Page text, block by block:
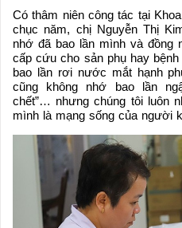
Có thâm niên công tác tại
chục năm, chị Nguyễn Thị
nhớ đã bao lần mình và đồng
cấp cứu cho sản phụ hay
bao lần rơi nước mắt hạnh
cũng không nhớ bao lần
chết”… nhưng chúng tôi luôn
mình là mạng sống của người